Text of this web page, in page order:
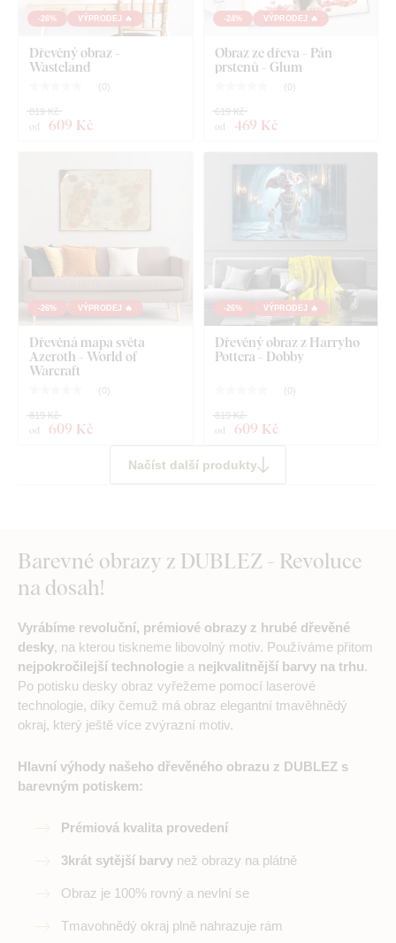
-26% VÝPRODEJ 🔥
Dřevěný obraz -
Wasteland
( 0)
od 609 Kč
819 Kč
-24% VÝPRODEJ 🔥
Obraz ze dřeva - Pán
prstenů - Glum
( 0)
od 469 Kč
619 Kč
-26% VÝPRODEJ 🔥
Dřevěná mapa světa
Azeroth - World of
Warcraft
( 0)
od 609 Kč
819 Kč
-26% VÝPRODEJ 🔥
Dřevěný obraz z Harryho
Pottera - Dobby
( 0)
od 609 Kč
819 Kč
Načíst další produkty
Barevné obrazy z DUBLEZ - Revoluce
na dosah!
Vyrábíme revoluční, prémiové obrazy z hrubé dřevěné
desky, na kterou tiskneme libovolný motiv. Používáme přitom
nejpokročilejší technologie a nejkvalitnější barvy na trhu.
Po potisku desky obraz vyřežeme pomocí laserové
technologie, díky čemuž má obraz elegantní tmavěhnědý
okraj, který ještě více zvýrazní motiv.
Hlavní výhody našeho dřevěného obrazu z DUBLEZ s
barevným potiskem:
Prémiová kvalita provedení
3krát sytější barvy než obrazy na plátně
Obraz je 100% rovný a nevlní se
Tmavohnědý okraj plně nahrazuje rám